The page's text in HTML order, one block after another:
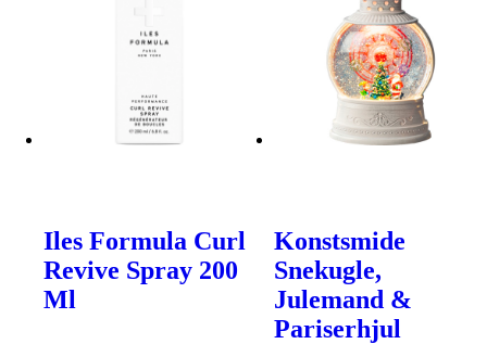
Iles Formula Curl
Revive Spray 200
Ml
Konstsmide
Snekugle,
Julemand &
Pariserhjul